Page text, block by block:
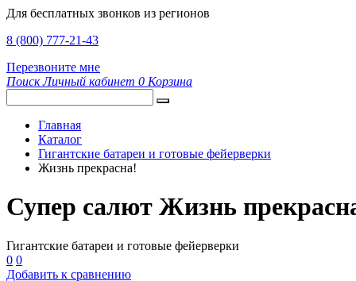
Для бесплатных звонков из регионов
8 (800) 777-21-43
Перезвоните мне
Поиск Личный кабинет 0 Корзина
Главная
Каталог
Гигантские батареи и готовые фейерверки
Жизнь прекрасна!
Супер салют Жизнь
Гигантские батареи и готовые фейерверки
0 0
Добавить к сравнению